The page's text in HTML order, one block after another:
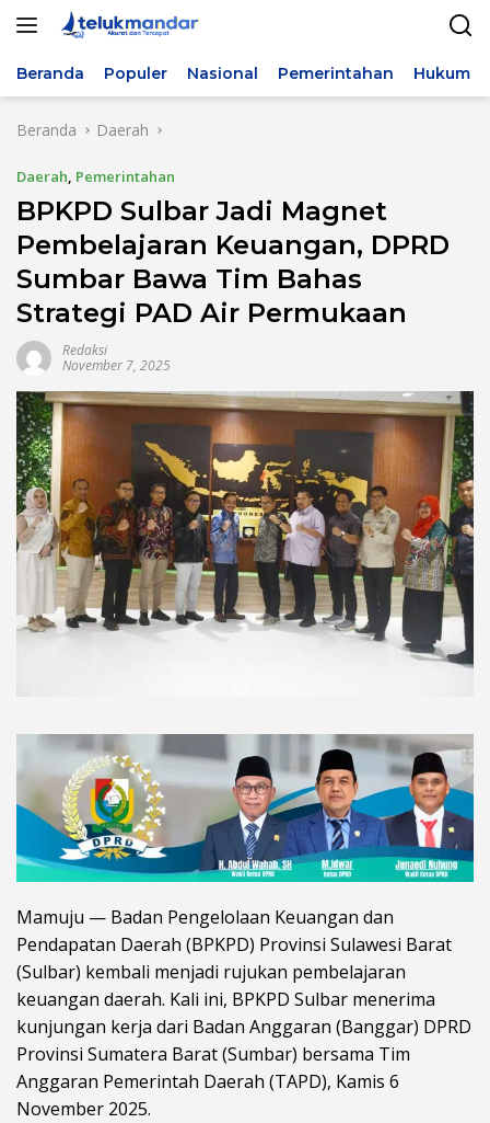
Beranda Populer Nasional Pemerintahan Hukum
Beranda Daerah
Daerah, Pemerintahan
BPKPD Sulbar Jadi Magnet
Pembelajaran Keuangan, DPRD
Sumbar Bawa Tim Bahas
Strategi PAD Air Permukaan
Redaksi
November 7, 2025
Mamuju — Badan Pengelolaan Keuangan dan
Pendapatan Daerah (BPKPD) Provinsi Sulawesi Barat
(Sulbar) kembali menjadi rujukan pembelajaran
keuangan daerah. Kali ini, BPKPD Sulbar menerima
kunjungan kerja dari Badan Anggaran (Banggar) DPRD
Provinsi Sumatera Barat (Sumbar) bersama Tim
Anggaran Pemerintah Daerah (TAPD), Kamis 6
November 2025.